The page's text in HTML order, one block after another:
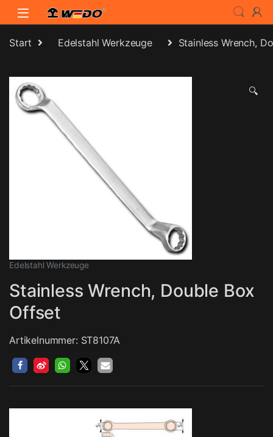
Skip to navigation
Skip to content
Start Edelstahl Werkzeuge Stainless Wrench,
🔍
Edelstahl Werkzeuge
Stainless Wrench, Double Box
Offset
Artikelnummer: ST8107A